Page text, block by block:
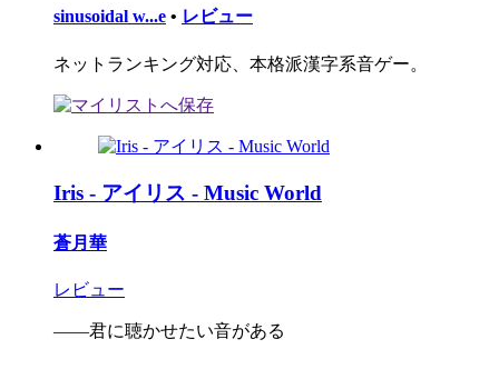
sinusoidal w...e • レビュー
ネットランキング対応、本格派漢字系音ゲー。
Iris - アイリス - Music World
蒼月華
レビュー
――君に聴かせたい音がある